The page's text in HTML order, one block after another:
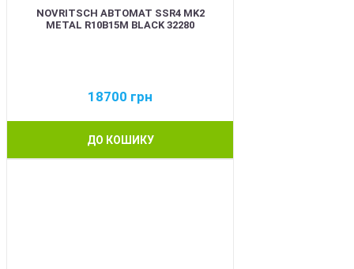
NOVRITSCH АВТОМАТ SSR4 MK2
METAL R10B15M BLACK 32280
18700 грн
ДО КОШИКУ